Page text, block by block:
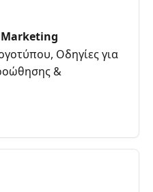
Marketing
Οδηγίες για
&